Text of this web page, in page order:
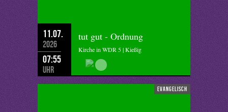
11.07.
2026
07:55
Uhr
tut gut - Ordnung
Kirche in WDR 5 | Kießig
evangelisch